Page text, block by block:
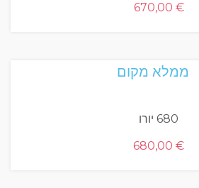
670,00 €
680 יורו
680,00 €